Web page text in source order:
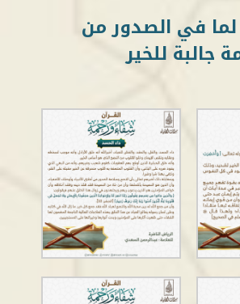
لما في الصدور من
جالبة للخير